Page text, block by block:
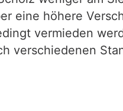
eine höhere
vermieden
verschiedenen